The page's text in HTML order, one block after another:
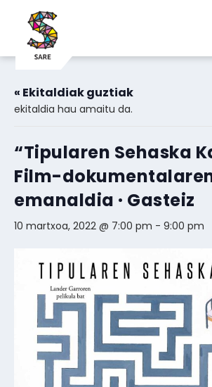
« Ekitaldiak guztiak
ekitaldia hau amaitu da.
“Tipularen Sehaska
Film-
emanaldia · Gasteiz
10 martxoa, 2022 @ 7:00 pm - 9:00 pm